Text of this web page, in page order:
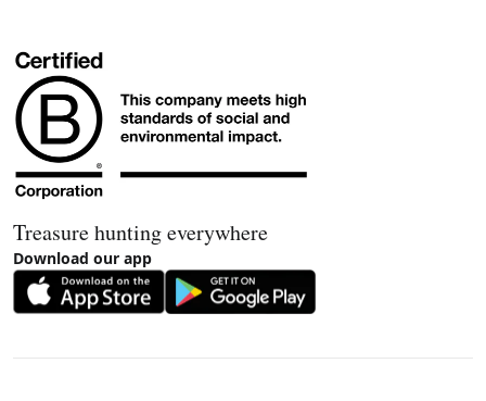
Treasure hunting everywhere
Download our app